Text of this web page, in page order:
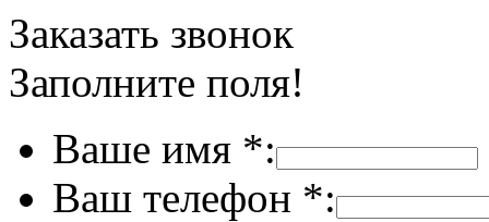
Заказать звонок
Заполните поля!
Ваше имя *:
Ваш телефон *: